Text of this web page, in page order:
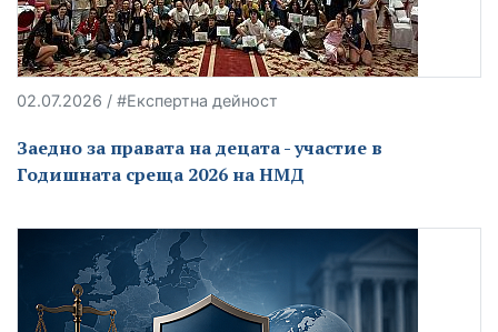
02.07.2026 / #Експертна дейност
Заедно за правата на децата - участие в
Годишната среща 2026 на НМД